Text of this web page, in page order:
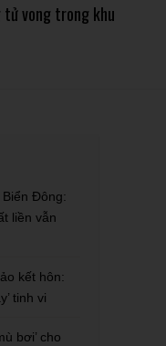
tử vong trong khu
Đông:
liền vẫn
kết hôn:
tinh vi
bơi’ cho